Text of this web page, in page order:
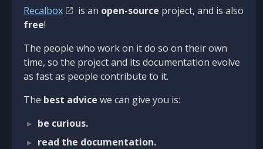
Recalbox is an open-source project, and is also
free!
The people who work on it do so on their own
time, so the project and its documentation evolve
as fast as people contribute to it.
The best advice we can give you is:
be curious.
read the documentation.